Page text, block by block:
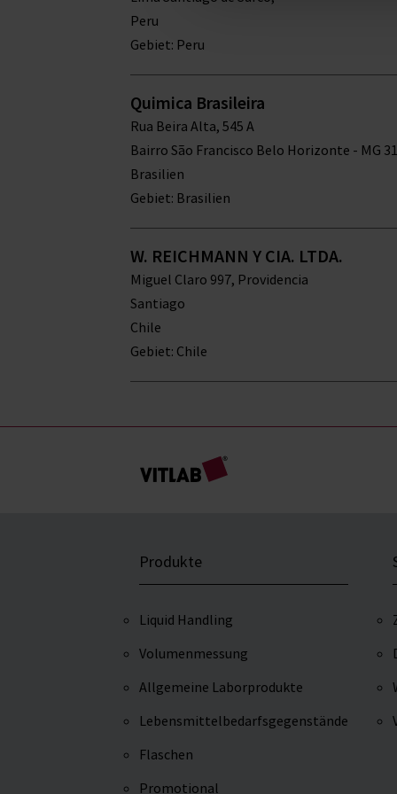
Peru
Gebiet: Peru
Quimica Brasileira
Rua Beira Alta, 545 A
Bairro São Francisco Belo Horizonte - MG
Brasilien
Gebiet: Brasilien
W. REICHMANN Y CIA. LTDA.
Miguel Claro 997, Providencia
Santiago
Chile
Gebiet: Chile
Produkte
Liquid Handling
Volumenmessung
Allgemeine Laborprodukte
Lebensmittelbedarfsgegenstände
Flaschen
Promotional